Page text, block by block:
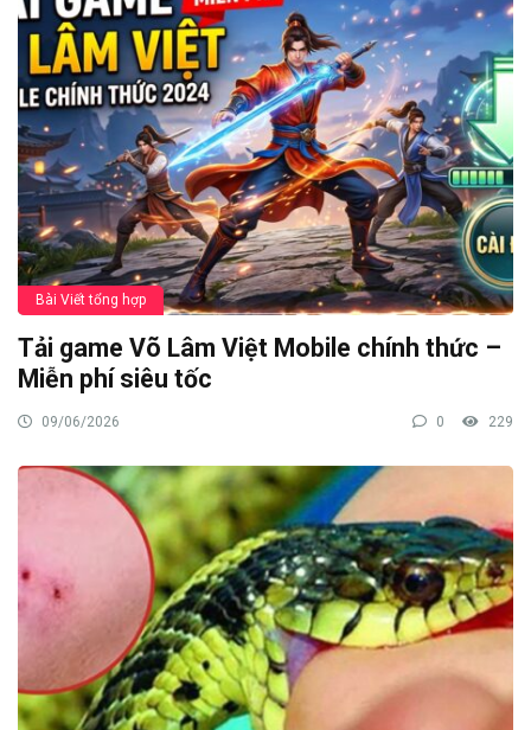
Bài Viết tổng hợp
Tải game Võ Lâm Việt Mobile chính thức –
Miễn phí siêu tốc
09/06/2026 0 229